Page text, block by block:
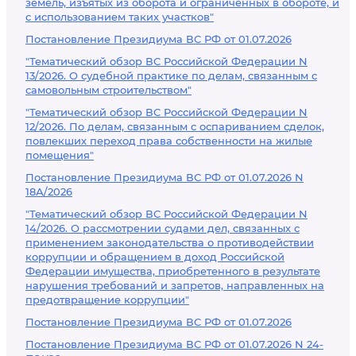
с использованием таких участков"
Постановление Президиума ВС РФ от 01.07.2026
"Тематический обзор ВС Российской Федерации N
13/2026. О судебной практике по делам, связанным с
самовольным строительством"
"Тематический обзор ВС Российской Федерации N
12/2026. По делам, связанным с оспариванием сделок,
повлекших переход права собственности на жилые
помещения"
Постановление Президиума ВС РФ от 01.07.2026 N
18А/2026
"Тематический обзор ВС Российской Федерации N
14/2026. О рассмотрении судами дел, связанных с
применением законодательства о противодействии
коррупции и обращением в доход Российской
Федерации имущества, приобретенного в результате
нарушения требований и запретов, направленных на
предотвращение коррупции"
Постановление Президиума ВС РФ от 01.07.2026
Постановление Президиума ВС РФ от 01.07.2026 N 24-